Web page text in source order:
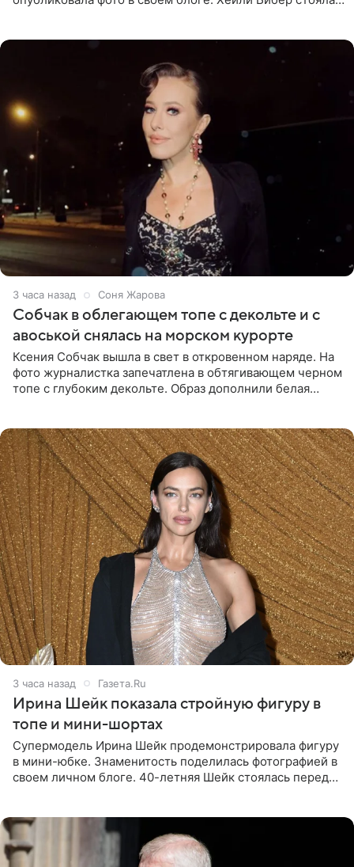
3 часа назад Соня Жарова
Собчак в облегающем топе с декольте и с
авоськой снялась на морском курорте
Ксения Собчак вышла в свет в откровенном наряде. На
фото журналистка запечатлена в обтягивающем черном
топе с глубоким декольте. Образ дополнили белая
3 часа назад Газета.Ru
Ирина Шейк показала стройную фигуру в
топе и мини-шортах
Супермодель Ирина Шейк продемонстрировала фигуру
в мини-юбке. Знаменитость поделилась фотографией в
своем личном блоге. 40-летняя Шейк стоялась перед